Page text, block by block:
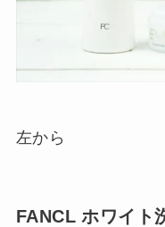
左から
FANCL ホワイト